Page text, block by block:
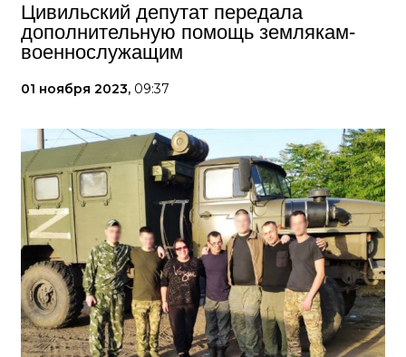
Цивильский депутат передала
дополнительную помощь землякам-
военнослужащим
01 ноября 2023, 09:37